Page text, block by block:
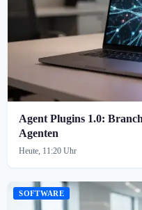
Agent Plugins 1.0:
Agenten
Heute, 11:20 Uhr
SOFTWARE